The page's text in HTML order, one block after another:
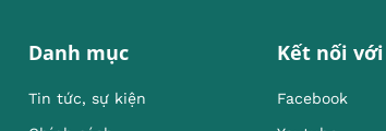
Danh mục
Tin tức, sự kiện
Kết nối
Facebook